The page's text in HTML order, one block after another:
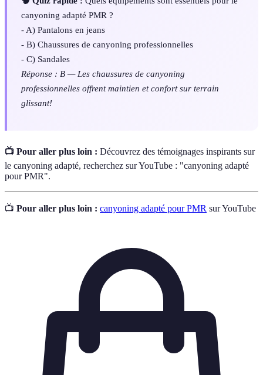
canyoning adapté PMR ?
- A) Pantalons en jeans
- B) Chaussures de canyoning professionnelles
- C) Sandales
Réponse : B — Les chaussures de canyoning
professionnelles offrent maintien et confort sur terrain
glissant!
📺 Pour aller plus loin : Découvrez des témoignages inspirants sur
le canyoning adapté, recherchez sur YouTube : "canyoning adapté
pour PMR".
📺 Pour aller plus loin : canyoning adapté pour PMR sur YouTube